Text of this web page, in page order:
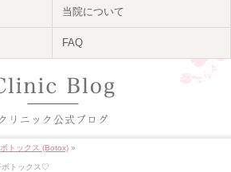
当院について
FAQ
ボトックス (Botox) »
ボトックス♡